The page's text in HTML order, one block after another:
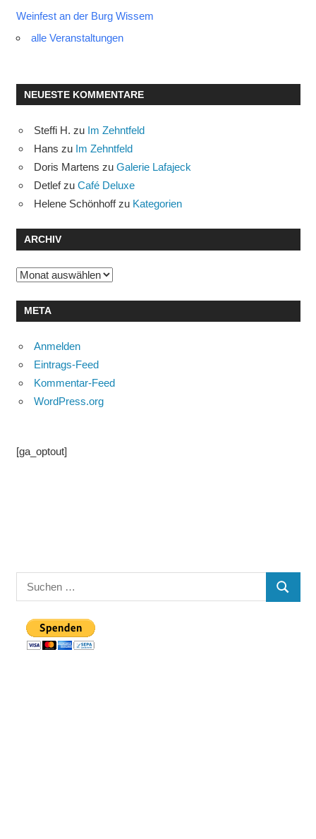
Weinfest an der Burg Wissem
alle Veranstaltungen
NEUESTE KOMMENTARE
Steffi H. zu Im Zehntfeld
Hans zu Im Zehntfeld
Doris Martens zu Galerie Lafajeck
Detlefzu Café Deluxe
Helene Schönhoffzu Kategorien
ARCHIV
Archiv
META
Anmelden
Eintrags-Feed
Kommentar-Feed
WordPress.org
[ga_optout]
Suchen
nach:
SUCHEN